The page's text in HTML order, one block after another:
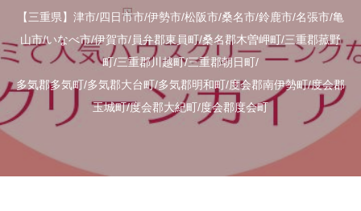
【三重県】津市/四日市市/伊勢市/松阪市/桑名市/鈴鹿市/名張市/亀
山市/いなべ市/伊賀市/員弁郡東員町/桑名郡木曽岬町/三重郡菰野
町/三重郡川越町/三重郡朝日町/
多気郡多気町/多気郡大台町/多気郡明和町/度会郡南伊勢町/度会郡
玉城町/度会郡大紀町/度会郡度会町